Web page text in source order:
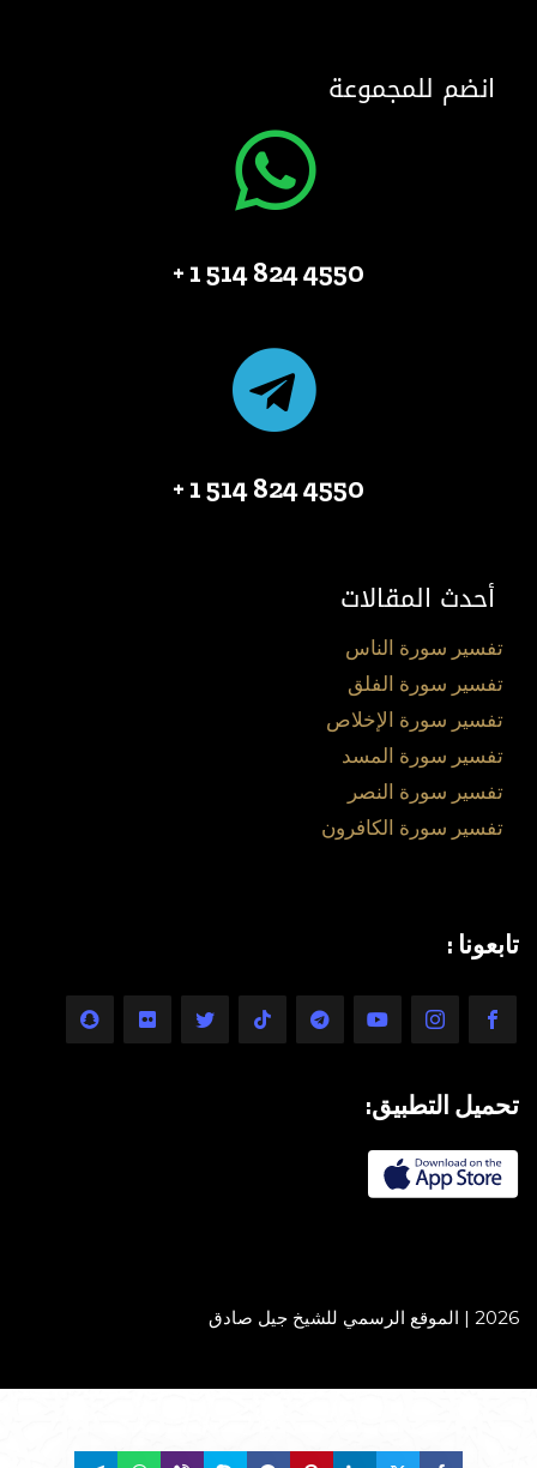
انضم للمجموعة
4550 824 514 1 +
4550 824 514 1 +
أحدث المقالات
تفسير سورة الناس
تفسير سورة الفلق
تفسير سورة الإخلاص
تفسير سورة المسد
تفسير سورة النصر
تفسير سورة الكافرون
تابعونا :
تحميل التطبيق:
2026 | الموقع الرسمي للشيخ جيل صادق